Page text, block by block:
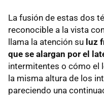
La fusión de estas dos
reconocible a la vista
llama la atención su luz
que se alargan por el
intermitentes o cómo el
la misma altura de los
pareciendo una